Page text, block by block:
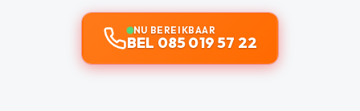
NU BEREIKBAAR
BEL 085 019 57 22